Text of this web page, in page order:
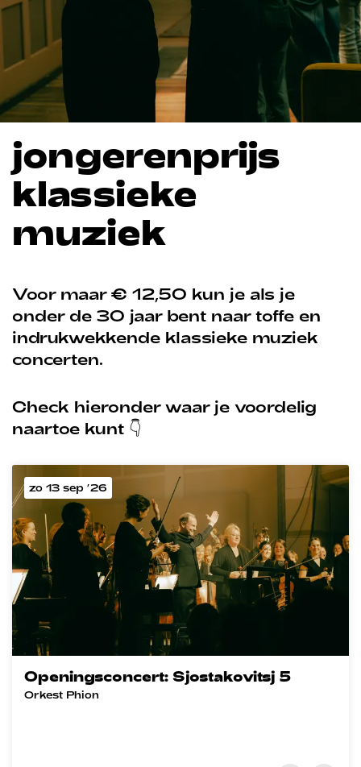
jongerenprijs
klassieke
muziek
Voor maar € 12,50 kun je als je
onder de 30 jaar bent naar toffe en
indrukwekkende klassieke muziek
concerten.
Check hieronder waar je voordelig
naartoe kunt 👇
Openingsconcert: Sjostakovitsj 5
Orkest Phion
zo 13 sep ’26